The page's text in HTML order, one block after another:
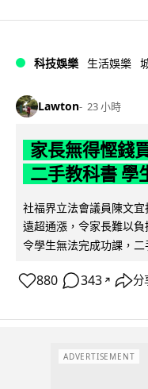
科技娛樂 生活娛樂
Lawton 23 小時
家長無得慳錢
二手教科書 學
社福界立法會議員陳文
遠超通漲，令家長難以
令學生無法完成功課，二
880 343 ↗ 分
ADVERTISEMENT